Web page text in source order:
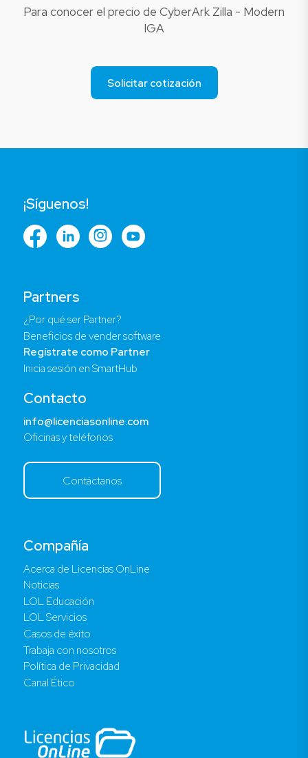
Para conocer el precio de CyberArk Zilla - Modern
IGA
Solicitar cotización
Compañía
Acerca de Licencias OnLine
Noticias
LOL Educación
LOL Servicios
Casos de éxito
Trabaja con nosotros
Política de Privacidad
Canal Ético
Partners
¿Por qué ser Partner?
Beneficios de vender software
Regístrate como Partner
Inicia sesión en SmartHub
Contacto
info@licenciasonline.com
Oficinas y teléfonos
Contáctanos
¡Síguenos!